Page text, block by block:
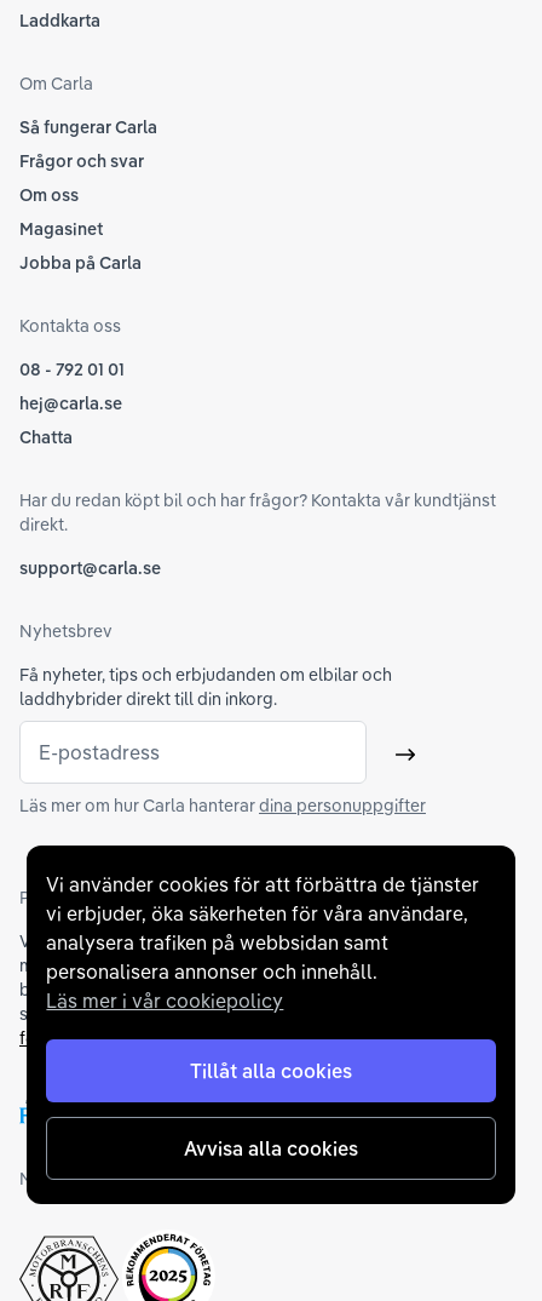
Vi använder cookies för att förbättra de tjänster
vi erbjuder, öka säkerheten för våra användare,
analysera trafiken på webbsidan samt
personalisera annonser och innehåll.
Läs mer i vår cookiepolicy
Tillåt alla cookies
Avvisa alla cookies
Laddkarta
Om Carla
Så fungerar Carla
Frågor och svar
Om oss
Magasinet
Jobba på Carla
Kontakta oss
08 - 792 01 01
hej@carla.se
Chatta
Har du redan köpt bil och har frågor? Kontakta vår kundtjänst
direkt.
support@carla.se
Nyhetsbrev
Få nyheter, tips och erbjudanden om elbilar och
laddhybrider direkt till din inkorg.
E-postadress Skicka
Läs mer om hur Carla hanterardina personuppgifter
Partners och betallösningar
Vi samarbetar medflertalet banker för att erbjuda dig bästa
möjliga finansieringslösning och stödjer en rad olika
betalningsmetoder. För att du ska känna dig trygg vid ditt köp
samarbetar vi med Folksam och AutoConcept gällande
försäkringar och garantier.
Medlemskap och utmärkelser